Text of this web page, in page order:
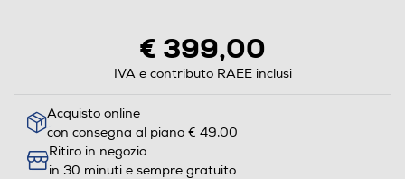
Calcolatore
energetico
di
Youreko.
€ 399,00
IVA e contributo RAEE inclusi
Acquisto online
con consegna al piano € 49,00
Ritiro in negozio
in 30 minuti e sempre gratuito